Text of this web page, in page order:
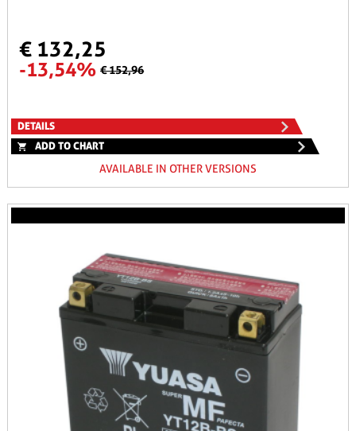
€ 132,25
-13,54% € 152,96
DETAILS
ADD TO CHART
AVAILABLE IN OTHER VERSIONS